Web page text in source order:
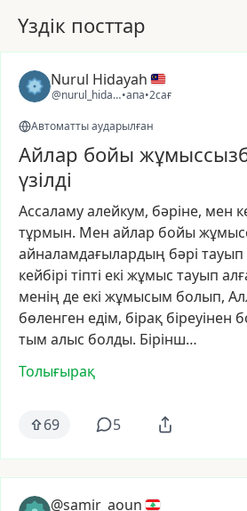
Үздік посттар
Nurul Hidayah
@nurul_hidayah63
•апа•2сағ
Автоматты аударылған
Айлар бойы
үзілді
Ассаламуалейкум, бәріне, мен
тұрмын. Мен айлар бойы
айналамдағылардың бәрі тауып
кейбірі тіпті екі жұмыс тауып
менің де екі жұмысым болып,
бөленген едім, бірақ біреуінен
тым алыс болды. Бірінш…
Толығырақ
69 5
@samir_aoun